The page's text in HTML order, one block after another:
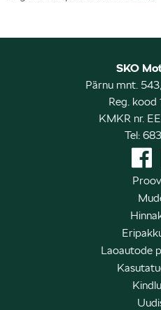
SKO
Pärnu mnt.
Reg. kood
KMKR nr.
Tel:
Laoautode